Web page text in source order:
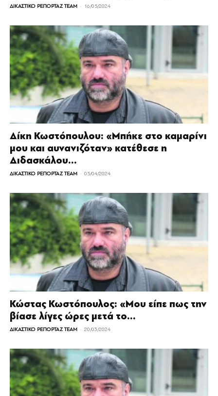
ΔΙΚΑΣΤΙΚΟ ΡΕΠΟΡΤΑΖ TEAM - 16/05/2024
Δίκη Κωστόπουλου: «Μπήκε στο καμαρίνι
μου και αυνανιζόταν» κατέθεσε η
Διδασκάλου...
ΔΙΚΑΣΤΙΚΟ ΡΕΠΟΡΤΑΖ TEAM - 05/04/2024
Κώστας Κωστόπουλος: «Μου είπε πως την
βίασε λίγες ώρες μετά το...
ΔΙΚΑΣΤΙΚΟ ΡΕΠΟΡΤΑΖ TEAM - 20/03/2024